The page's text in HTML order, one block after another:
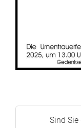
Sind Sie